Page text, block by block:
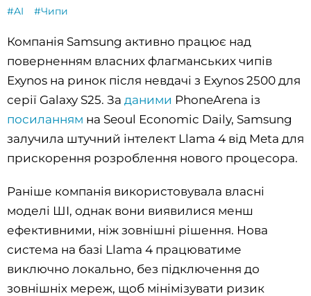
#AI
#Чипи
Компанія Samsung активно працює над
поверненням власних флагманських чипів
Exynos на ринок після невдачі з Exynos 2500 для
серії Galaxy S25. За даними PhoneArena із
посиланням на Seoul Economic Daily, Samsung
залучила штучний інтелект Llama 4 від Meta для
прискорення розроблення нового процесора.
Раніше компанія використовувала власні
моделі ШІ, однак вони виявилися менш
ефективними, ніж зовнішні рішення. Нова
система на базі Llama 4 працюватиме
виключно локально, без підключення до
зовнішніх мереж, щоб мінімізувати ризик